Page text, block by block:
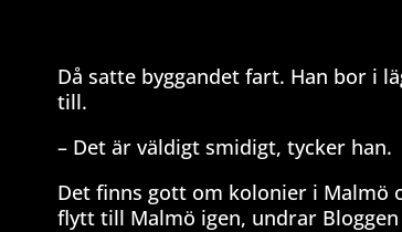
Då satte byggandet fart. Han bor i
till.
– Det är väldigt smidigt, tycker han.
Det finns gott om kolonier i Malmö
flytt till Malmö igen, undrar